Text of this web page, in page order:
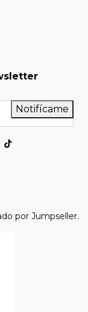
Notifícame
por Jumpseller.